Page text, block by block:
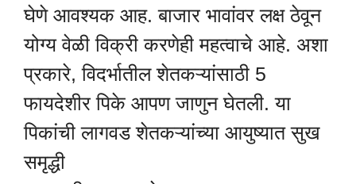
घेणे आवश्यक आह. बाजार भावांवर लक्ष ठेवून
योग्य वेळी विक्री करणेही महत्वाचे आहे. अशा
प्रकारे, विदर्भातील शेतकऱ्यांसाठी 5
फायदेशीर पिके आपण जाणुन घेतली. या
पिकांची लागवड शेतकऱ्यांच्या आयुष्यात सुख
समृद्धी